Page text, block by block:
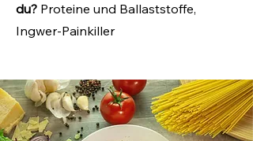
du? Proteine und Ballaststoffe,
Ingwer-Painkiller